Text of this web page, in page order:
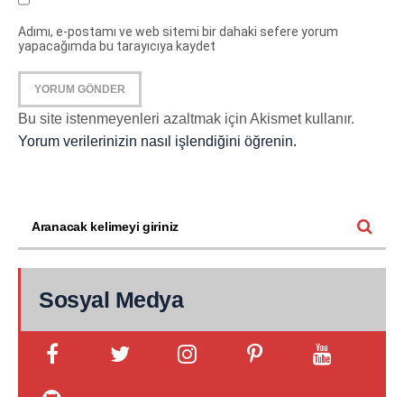
Adımı, e-postamı ve web sitemi bir dahaki sefere yorum
yapacağımda bu tarayıcıya kaydet
Bu site istenmeyenleri azaltmak için Akismet kullanır.
Yorum verilerinizin nasıl işlendiğini öğrenin.
Sosyal Medya